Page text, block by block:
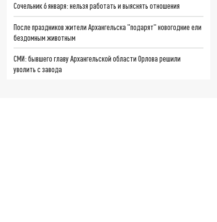
Сочельник 6 января: нельзя работать и выяснять отношения
После праздников жители Архангельска "подарят" новогодние ели
бездомным животным
СМИ: бывшего главу Архангельской области Орлова решили
уволить с завода